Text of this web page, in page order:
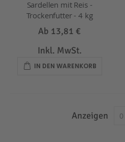
Sardellen mit Reis -
Trockenfutter - 4 kg
Ab 13,81 €
Inkl. MwSt.
IN DEN WARENKORB
Anzeigen